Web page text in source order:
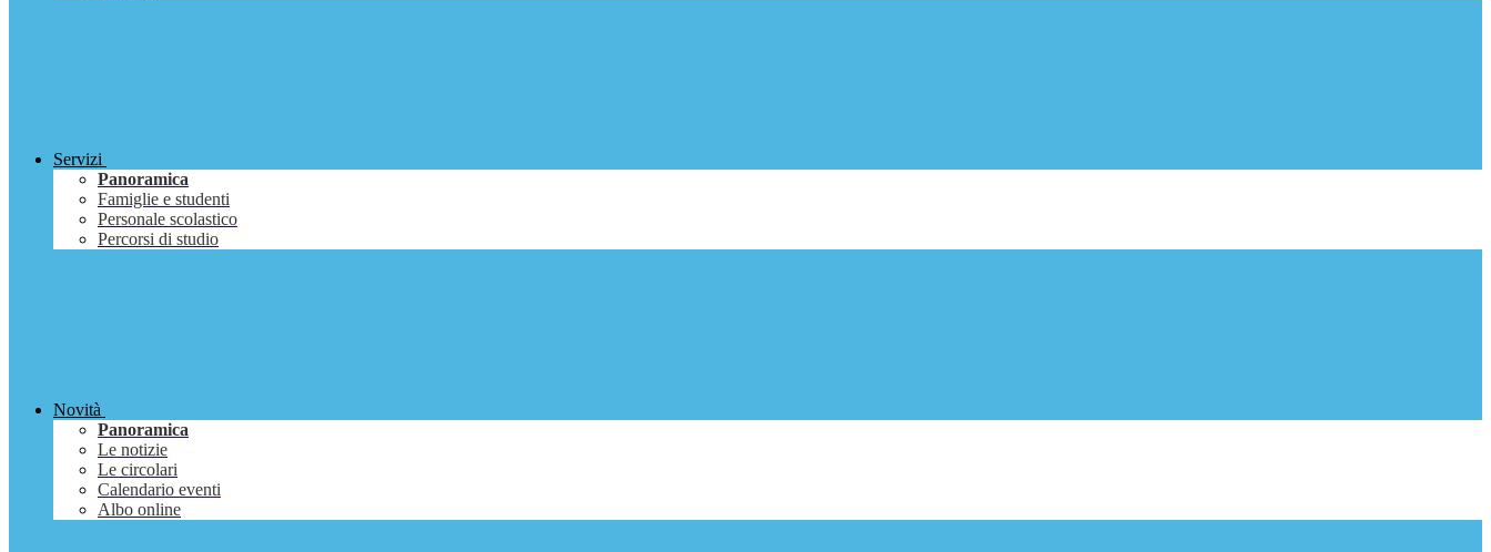
Servizi
Panoramica
Famiglie e studenti
Personale scolastico
Percorsi di studio
Novità
Panoramica
Le notizie
Le circolari
Calendario eventi
Albo online